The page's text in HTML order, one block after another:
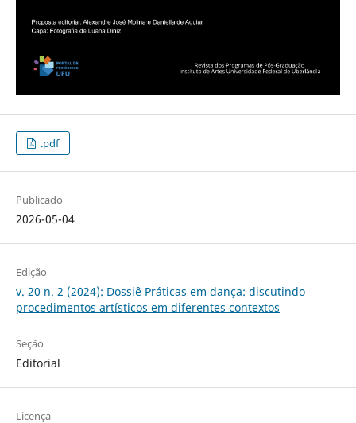
.pdf
Publicado
2026-05-04
Edição
v. 20 n. 2 (2024): Dossiê Práticas em dança: discutindo
procedimentos artísticos em diferentes contextos
Seção
Editorial
Licença